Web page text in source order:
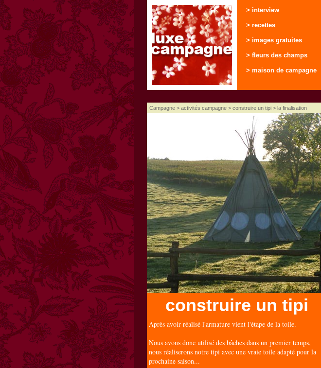
> interview
> recettes
> images gratuites
> fleurs des champs
> maison de campagne
Campagne > activités campagne > construire un tipi > la finalisation
construire un tipi
Après avoir réalisé l'armature vient l'étape de la toile.
Nous avons donc utilisé des bâches dans un premier temps,
nous réaliserons notre tipi avec une vraie toile adapté pour la
prochaine saison...